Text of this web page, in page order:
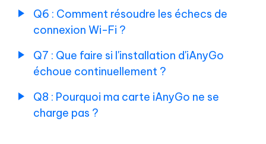
18
Comment
un
dispositif
lié
la
connexion
un
appareil
Bluetooth
Q6 : Comment résoudre les échecs de
connexion Wi-Fi ?
Q7 : Que faire si l'installation d'iAnyGo
échoue continuellement ?
Q8 : Pourquoi ma carte iAnyGo ne se
charge pas ?